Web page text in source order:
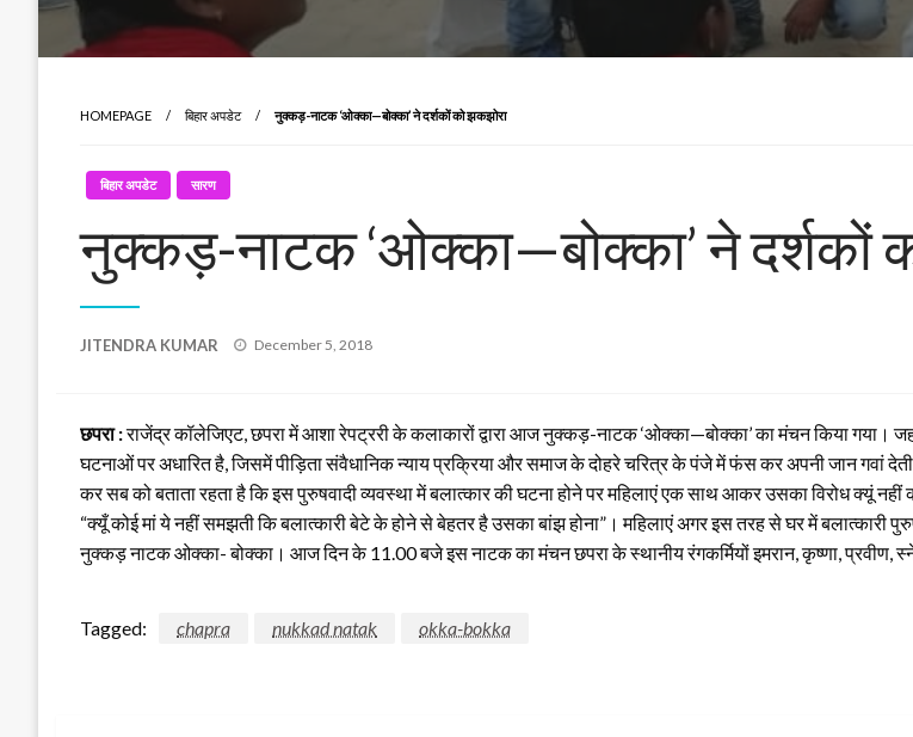
HOMEPAGE बिहार अपडेट नुक्कड़-नाटक ‘ओक्का—बोक्का’ ने दर्शकों को झकझोरा
बिहार अपडेट सारण
नुक्कड़-नाटक ‘ओक्का—बोक्का’ ने दर्शकों
JITENDRA KUMAR
Posted
December 5, 2018
छपरा :राजेंद्र कॉलेजिएट, छपरा में आशा रेपट्ररी के कलाकारों द्वारा आज नुक्कड़-नाटक ‘ओक्का—बोक्का’ का मंचन किया गया।
घटनाओं पर अधारित है, जिसमें पीड़िता संवैधानिक न्‍याय प्रक्रिया और समाज के दोहरे चरित्र के पंजे में फंस कर अपनी जान गवां
कर सब को बताता रहता है कि इस पुरुषवादी व्यवस्था में बलात्कार की घटना होने पर महिलाएं एक साथ आकर उसका विरोध क्यूं नहीं
“क्यूँ कोई मां ये नहीं समझती कि बलात्कारी बेटे के होने से बेहतर है उसका बांझ होना”। महिलाएं अगर इस तरह से घर में बलात्कारी
नुक्कड़ नाटक ओक्का- बोक्का। आज दिन के 11.00 बजे इस नाटक का मंचन छपरा के स्थानीय रंगकर्मियों इमरान, कृष्णा, प्रवीण,
Tagged: chapra nukkad natak okka-bokka